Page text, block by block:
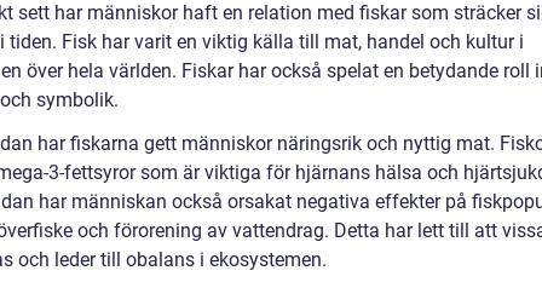
sett har människor haft en relation med fiskar som sträcker
tiden. Fisk har varit en viktig källa till mat, handel och kultur i
över hela världen. Fiskar har också spelat en betydande roll
symbolik.
har fiskarna gett människor näringsrik och nyttig mat.
3-fettsyror som är viktiga för hjärnans hälsa och
har människan också orsakat negativa effekter på
och förorening av vattendrag. Detta har lett till att
och leder till obalans i ekosystemen.